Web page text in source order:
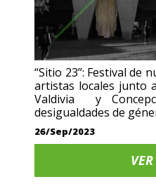
“Sitio 23”: Festival de
artistas locales junto
Valdivia y
desigualdades de
26/Sep/2023